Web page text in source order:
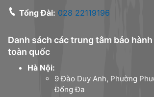
Tổng Đài: 028 22119196
Danh sách các trung tâm bảo
toàn quốc
Hà Nội:
9 Đào Duy Anh, Phường
Đống Đa